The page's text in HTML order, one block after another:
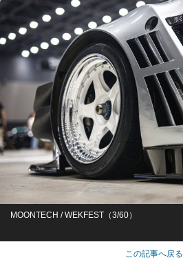
MOONTECH / WEKFEST（3/60）
この記事へ戻る